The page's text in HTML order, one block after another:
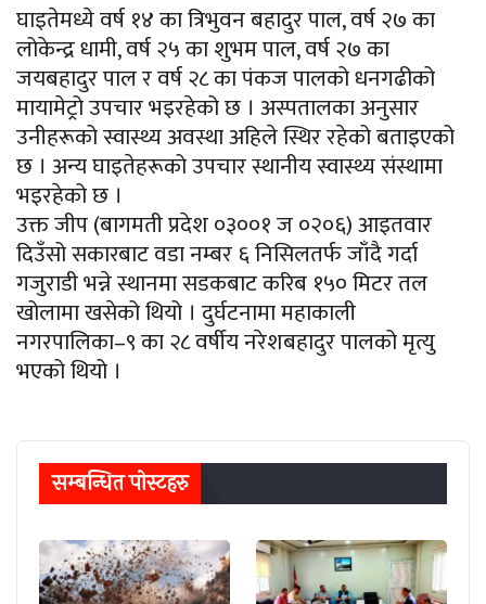
घाइतेमध्ये वर्ष १४ का त्रिभुवन बहादुर पाल, वर्ष २७ का
लोकेन्द्र धामी, वर्ष २५ का शुभम पाल, वर्ष २७ का
जयबहादुर पाल र वर्ष २८ का पंकज पालको धनगढीको
मायामेट्रो उपचार भइरहेको छ । अस्पतालका अनुसार
उनीहरूको स्वास्थ्य अवस्था अहिले स्थिर रहेको बताइएको
छ । अन्य घाइतेहरूको उपचार स्थानीय स्वास्थ्य संस्थामा
भइरहेको छ ।
उक्त जीप (बागमती प्रदेश ०३००१ ज ०२०६) आइतवार
दिउँसो सकारबाट वडा नम्बर ६ निसिलतर्फ जाँदै गर्दा
गजुराडी भन्ने स्थानमा सडकबाट करिब १५० मिटर तल
खोलामा खसेको थियो । दुर्घटनामा महाकाली
नगरपालिका–९ का २८ वर्षीय नरेशबहादुर पालको मृत्यु
भएको थियो ।
सम्बन्धित पाेस्टहरु